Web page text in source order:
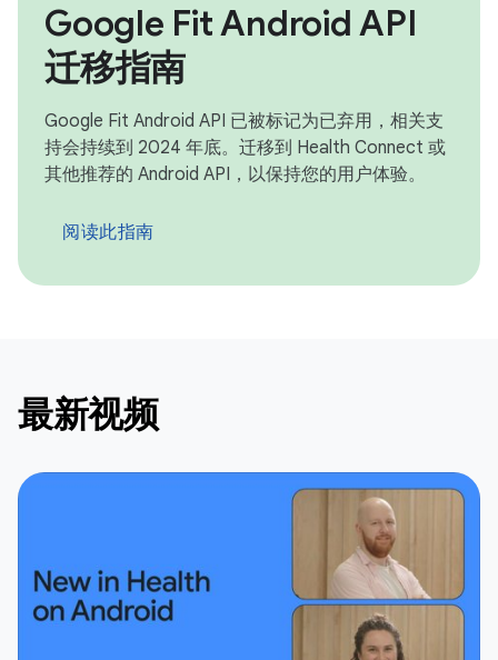
Google Fit Android API
迁移指南
Google Fit Android API 已被标记为已弃用，相关支
持会持续到 2024 年底。迁移到 Health Connect 或
其他推荐的 Android API，以保持您的用户体验。
阅读此指南
最新视频